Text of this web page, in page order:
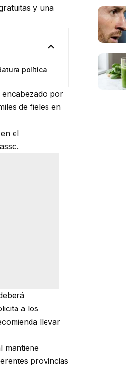
y una
política
encabezado por
de fieles en
el
a los
llevar
mantiene
provincias